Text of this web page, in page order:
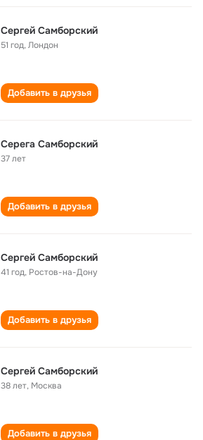
Сергей Самборский
51 год,Лондон
Добавить в друзья
Серега Самборский
37 лет
Добавить в друзья
Ceргей Самборский
41 год, Ростов-на-Дону
Добавить в друзья
Сергей Самборский
38 лет, Москва
Добавить в друзья